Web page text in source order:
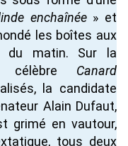
enchaînée » et
les boîtes aux
du matin. Sur la
célèbre Canard
la candidate
Alain Dufaut,
grimé en vautour,
tous deux